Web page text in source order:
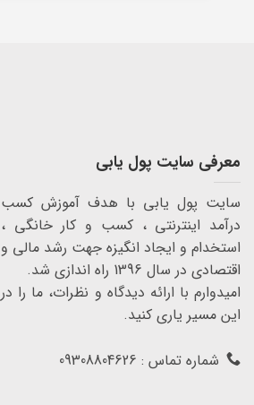
معرفی سایت پول یابی
سایت پول یابی با هدف آموزش کسب
درآمد اینترنتی ، کسب و کار خانگی ،
استخدام و ایجاد انگیزه جهت رشد مالی و
اقتصادی در سال 1396 راه اندازی شد.
امیدوارم با ارائه دیدگاه و نظرات، ما را در
این مسیر یاری کنید.
شماره تماس : 09308804626